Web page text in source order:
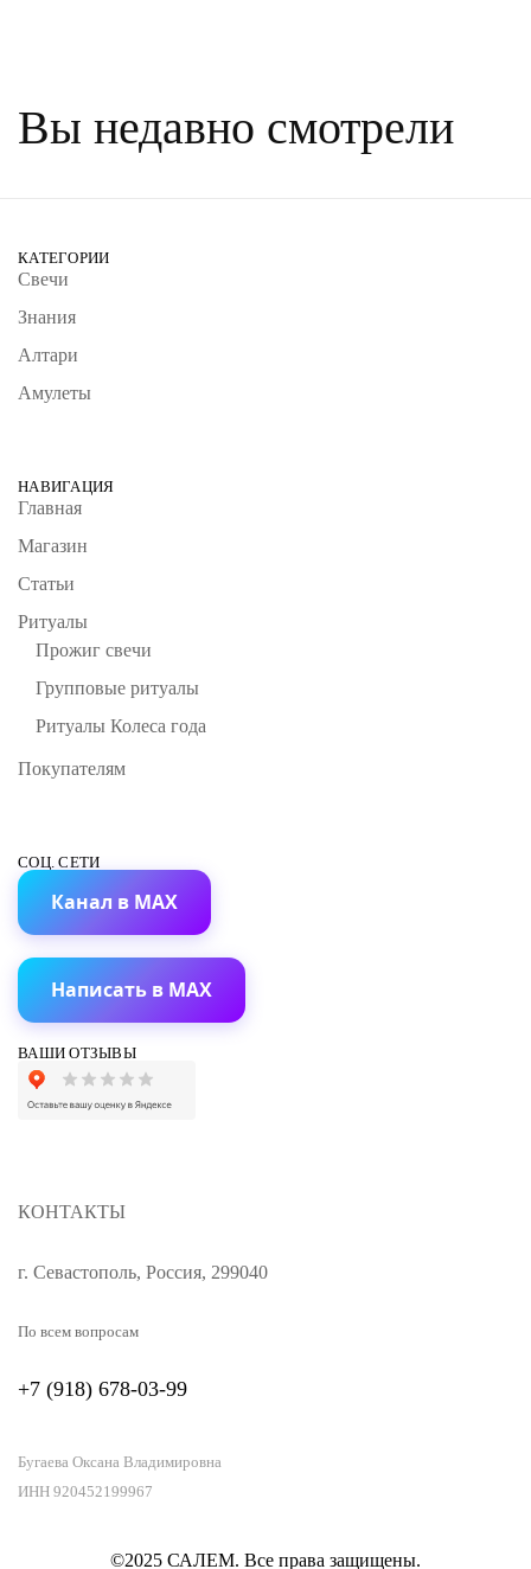
Вы недавно смотрели
КАТЕГОРИИ
Свечи
Знания
Алтари
Амулеты
НАВИГАЦИЯ
Главная
Магазин
Статьи
Ритуалы
Прожиг свечи
Групповые ритуалы
Ритуалы Колеса года
Покупателям
СОЦ. СЕТИ
Канал в MAX
Написать в MAX
ВАШИ ОТЗЫВЫ
КОНТАКТЫ
г. Севастополь, Россия, 299040
По всем вопросам
+7 (918) 678-03-99
Бугаева Оксана Владимировна
ИНН 920452199967
©2025 САЛЕМ. Все права защищены.